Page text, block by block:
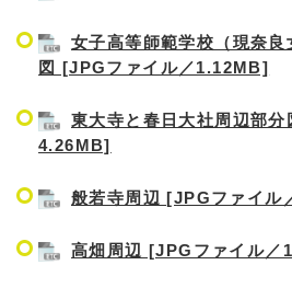
女子高等師範学校（現奈
図 [JPGファイル／1.12MB]
東大寺と春日大社周辺部
4.26MB]
般若寺周辺 [JPGファイル
高畑周辺 [JPGファイル／